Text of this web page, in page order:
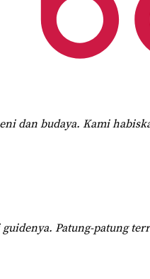
dan budaya. Kami
Patung-patung